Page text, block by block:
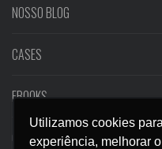
Utilizamos cookies
experiência, melhorar
Utilizamos cookies
experiência, melhorar
NOSSO BLOG
CASES
EBOOKS
CONTATO